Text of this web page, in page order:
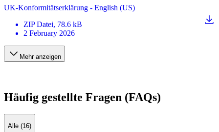
UK-Konformitätserklärung - English (US)
ZIP Datei, 78.6 kB
2 February 2026
Mehr anzeigen
Häufig gestellte Fragen (FAQs)
Alle (16)